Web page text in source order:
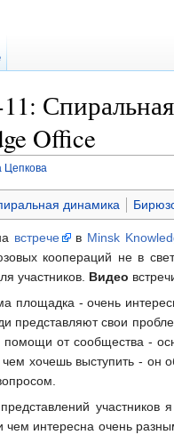
Office
Цепкова
динамика
встрече в Minsk
коопераций не в
участников. Видео
площадка - очень
представляют свои
от сообщества -
чем хочешь выступить - он
чем интересна очень